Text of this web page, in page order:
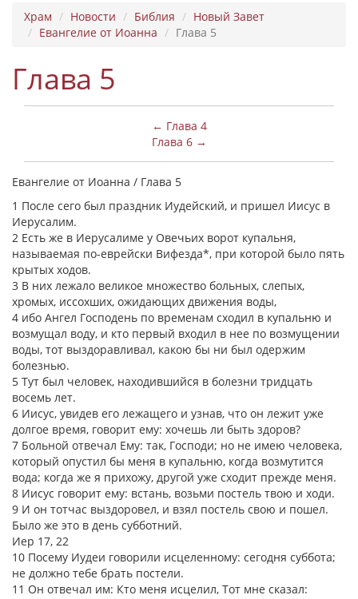
Храм Новости Библия
Новый Завет
Евангелие от Иоанна
Глава 5
Глава 5
← Глава 4
Глава 6 →
Евангелие от Иоанна / Глава 5
1 После сего был праздник Иудейский, и пришел Иисус в
Иерусалим.
2 Есть же в Иерусалиме у Овечьих ворот купальня,
называемая по-еврейски Вифезда*, при которой было пять
крытых ходов.
3 В них лежало великое множество больных, слепых,
хромых, иссохших, ожидающих движения воды,
4 ибо Ангел Господень по временам сходил в купальню и
возмущал воду, и кто первый входил в нее по возмущении
воды, тот выздоравливал, какою бы ни был одержим
болезнью.
5 Тут был человек, находившийся в болезни тридцать
восемь лет.
6 Иисус, увидев его лежащего и узнав, что он лежит уже
долгое время, говорит ему: хочешь ли быть здоров?
7 Больной отвечал Ему: так, Господи; но не имею человека,
который опустил бы меня в купальню, когда возмутится
вода; когда же я прихожу, другой уже сходит прежде меня.
8 Иисус говорит ему: встань, возьми постель твою и ходи.
9 И он тотчас выздоровел, и взял постель свою и пошел.
Было же это в день субботний.
Иер 17, 22
10 Посему Иудеи говорили исцеленному: сегодня суббота;
не должно тебе брать постели.
11 Он отвечал им: Кто меня исцелил, Тот мне сказал: